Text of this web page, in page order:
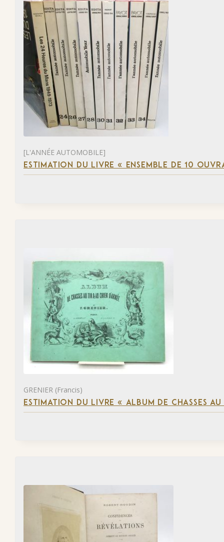
[L'ANNÉE AUTOMOBILE]
ESTIMATION DU LIVRE « ENSEMBLE DE 10
GRENIER (Francis)
ESTIMATION DU LIVRE « ALBUM DE CHASSES